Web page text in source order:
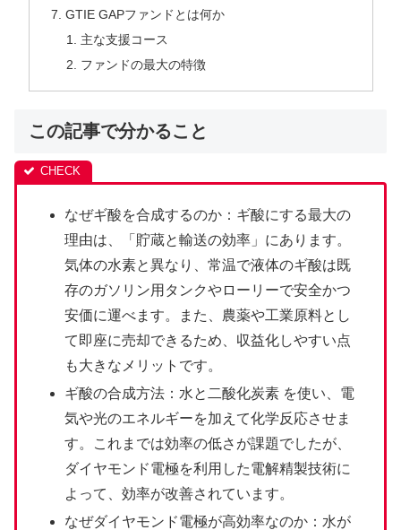
GTIE GAPファンドとは何か
主な支援コース
ファンドの最大の特徴
この記事で分かること
なぜギ酸を合成するのか：ギ酸にする最大の
理由は、「貯蔵と輸送の効率」にあります。
気体の水素と異なり、常温で液体のギ酸は既
存のガソリン用タンクやローリーで安全かつ
安価に運べます。また、農薬や工業原料とし
て即座に売却できるため、収益化しやすい点
も大きなメリットです。
ギ酸の合成方法：水と二酸化炭素 を使い、電
気や光のエネルギーを加えて化学反応させま
す。これまでは効率の低さが課題でしたが、
ダイヤモンド電極を利用した電解精製技術に
よって、効率が改善されています。
なぜダイヤモンド電極が高効率なのか：水が